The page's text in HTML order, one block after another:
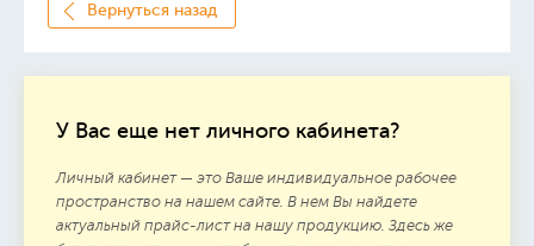
У Вас еще нет личного кабинета?
Личный кабинет — это Ваше индивидуальное рабочее
пространство на нашем сайте. В нем Вы найдете
актуальный прайс-лист на нашу продукцию. Здесь же
Вернуться назад